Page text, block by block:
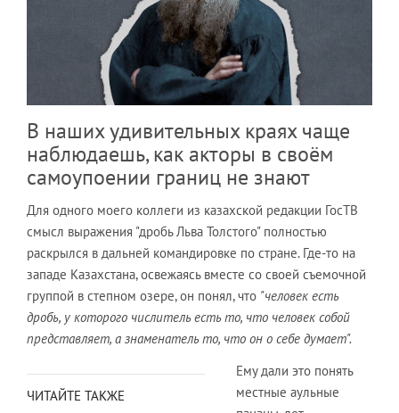
В наших удивительных краях чаще
наблюдаешь, как акторы в своём
самоупоении границ не знают
Для одного моего коллеги из казахской редакции ГосТВ
смысл выражения "дробь Льва Толстого" полностью
раскрылся в дальней командировке по стране. Где-то на
западе Казахстана, освежаясь вместе со своей съемочной
группой в степном озере, он понял, что "человек есть
дробь, у которого числитель есть то, что человек собой
представляет, а знаменатель то, что он о себе думает".
ЧИТАЙТЕ ТАКЖЕ
Ему дали это понять
местные аульные